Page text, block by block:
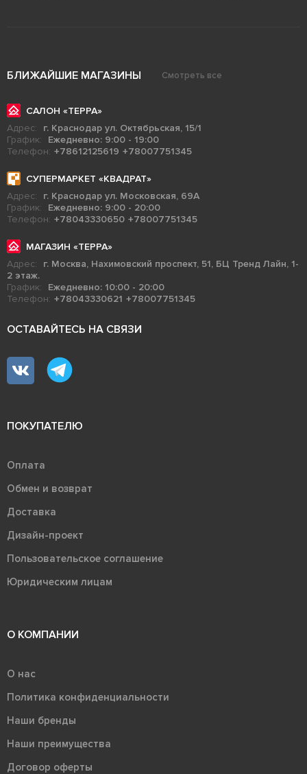
БЛИЖАЙШИЕ МАГАЗИНЫ Смотреть все
САЛОН «ТЕРРА»
Адрес:
г. Краснодар ул. Октябрьская, 15/1
График:
Ежедневно: 9:00 - 19:00
Телефон: +78612125619 +78007751345
СУПЕРМАРКЕТ «КВАДРАТ»
Адрес:
г. Краснодар ул. Московская, 69А
График:
Ежедневно: 9:00 - 20:00
Телефон: +78043330650 +78007751345
МАГАЗИН «ТЕРРА»
Адрес:
г. Москва, Нахимовский проспект, 51, БЦ Тренд Лайн, 1-
2 этаж.
График:
Ежедневно: 10:00 - 20:00
Телефон: +78043330621 +78007751345
ОСТАВАЙТЕСЬ НА СВЯЗИ
ПОКУПАТЕЛЮ
Оплата
Обмен и возврат
Доставка
Дизайн-проект
Пользовательское соглашение
Юридическим лицам
О КОМПАНИИ
О нас
Политика конфиденциальности
Наши бренды
Наши преимущества
Договор оферты